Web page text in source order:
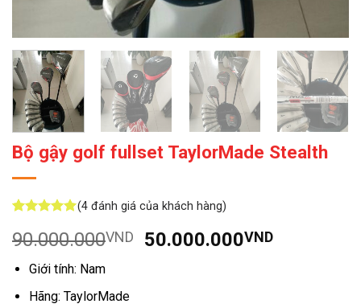
Bộ gậy golf fullset TaylorMade Stealth
dựa trên
đánh giá
(4đánh giá của khách hàng)
90.000.000VND
Giá
50.000.000VNDGiá
Giới tính: Nam
Hãng: TaylorMade